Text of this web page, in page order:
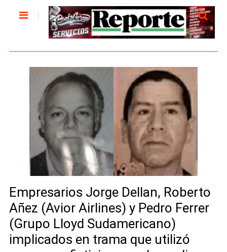
Empresarios Jorge Dellan, Roberto
Añez (Avior Airlines) y Pedro Ferrer
(Grupo Lloyd Sudamericano)
implicados en trama que utilizó